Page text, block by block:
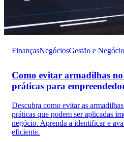
FinançasNegóciosGestão e
Como evitar armadilhas
práticas para
Descubra como evitar as
práticas que podem ser aplicadas
negócio. Aprenda a identificar e
eficiente.